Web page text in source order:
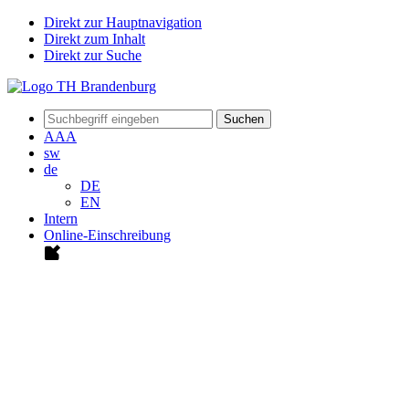
Direkt zur Hauptnavigation
Direkt zum Inhalt
Direkt zur Suche
Suchen
AAA
sw
de
DE
EN
Intern
Online-Einschreibung